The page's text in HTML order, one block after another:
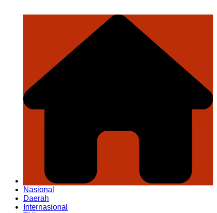
Nasional
Daerah
Internasional